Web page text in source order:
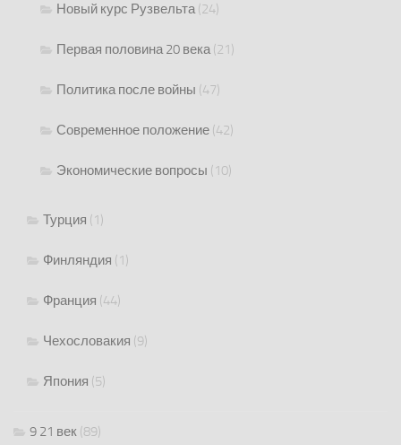
Новый курс Рузвельта(24)
Первая половина 20 века(21)
Политика после войны (47)
Современное положение (42)
Экономические вопросы (10)
Турция (1)
Финляндия (1)
Франция (44)
Чехословакия (9)
Япония (5)
9 21 век (89)